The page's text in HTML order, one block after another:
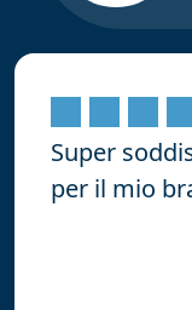
Super
per il mio